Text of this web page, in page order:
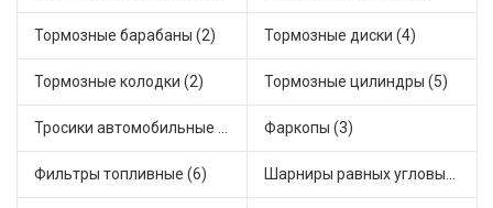
Тормозные барабаны (2) Тормозные диски (4)
Тормозные колодки (2) Тормозные цилиндры (5)
Тросики автомобильные (3) Фаркопы (3)
Фильтры топливные (6) Шарниры равных угловых скоростей, приводные валы (3)